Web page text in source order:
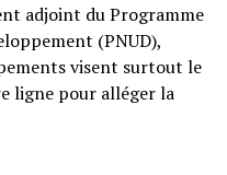
adjoint du Programme
(PNUD),
visent surtout le
ligne pour alléger la